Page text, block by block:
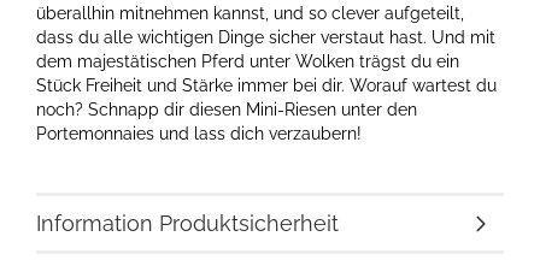
überallhin mitnehmen kannst, und so clever aufgeteilt,
dass du alle wichtigen Dinge sicher verstaut hast. Und mit
dem majestätischen Pferd unter Wolken trägst du ein
Stück Freiheit und Stärke immer bei dir. Worauf wartest du
noch? Schnapp dir diesen Mini-Riesen unter den
Portemonnaies und lass dich verzaubern!
Information Produktsicherheit